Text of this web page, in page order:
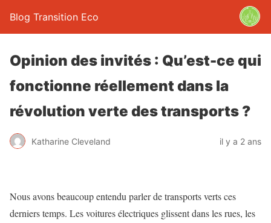
Blog Transition Eco
Opinion des invités : Qu’est-ce qui
fonctionne réellement dans la
révolution verte des transports ?
Katharine Cleveland il y a 2 ans
Nous avons beaucoup entendu parler de transports verts ces
derniers temps. Les voitures électriques glissent dans les rues, les